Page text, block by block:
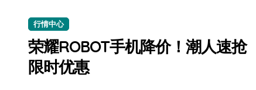
行情中心
荣耀ROBOT手机降价！潮人速抢
限时优惠